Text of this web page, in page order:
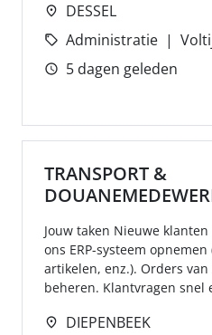
DESSEL
Administratie
5 dagen geleden
TRANSPORT &
Jouw taken Nieuwe
ons ERP-systeem
artikelen, enz.). Orders
beheren. Klantvragen snel
DIEPENBEEK